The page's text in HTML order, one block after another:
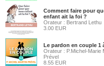
Comment faire pour
enfant ait la foi ?
Orateur : Bertrand Lethu
3.00 EUR
Le pardon en couple 1
Orateur : P.Michel-Marie
Prével
8.55 EUR